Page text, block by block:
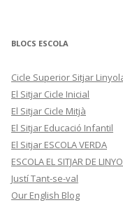
BLOCS ESCOLA
Cicle Superior Sitjar
El Sitjar Cicle Inicial
El Sitjar Cicle Mitjà
El Sitjar Educació Infantil
El Sitjar ESCOLA VERDA
ESCOLA EL SITJAR DE
Justí Tant-se-val
Our English Blog